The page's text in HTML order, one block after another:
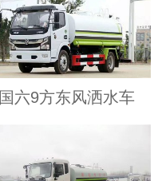
国六9方东风洒水车